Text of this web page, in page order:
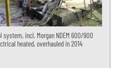
system, incl. Morgan NDEM 600/900
heated, overhauled in 2014